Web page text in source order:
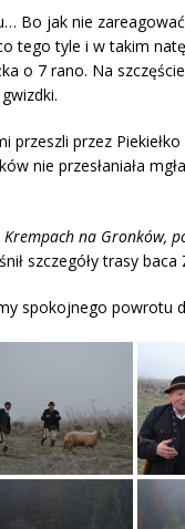
Bo jak nie
tego tyle i w takim
o 7 rano. Na
przeszli przez
nie przesłaniała
na Gronków,
szczegóły trasy baca
spokojnego powrotu